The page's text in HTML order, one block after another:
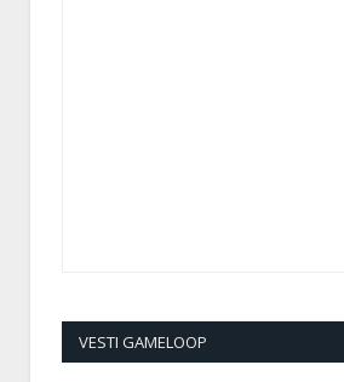
VESTI GAMELOOP